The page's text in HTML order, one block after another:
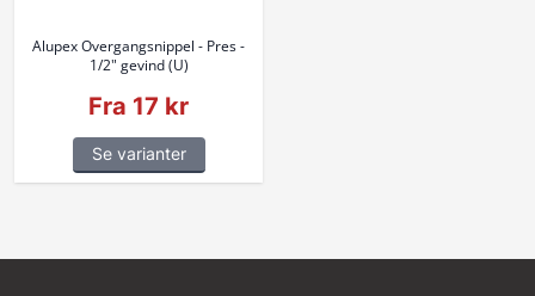
Alupex Overgangsnippel - Pres -
1/2" gevind (U)
Fra 17 kr
Se varianter